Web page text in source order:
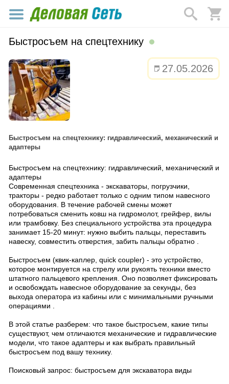
Быстросъем на спецтехнику
27.05.2026
Быстросъем на спецтехнику: гидравлический, механический и
адаптеры
Быстросъем на спецтехнику: гидравлический, механический и
адаптеры
Современная спецтехника - экскаваторы, погрузчики,
тракторы - редко работает только с одним типом навесного
оборудования. В течение рабочей смены может
потребоваться сменить ковш на гидромолот, грейфер, вилы
или трамбовку. Без специального устройства эта процедура
занимает 15-20 минут: нужно выбить пальцы, переставить
навеску, совместить отверстия, забить пальцы обратно .
Быстросъем (квик-каплер, quick coupler) - это устройство,
которое монтируется на стрелу или рукоять техники вместо
штатного пальцевого крепления. Оно позволяет фиксировать
и освобождать навесное оборудование за секунды, без
выхода оператора из кабины или с минимальными ручными
операциями .
В этой статье разберем: что такое быстросъем, какие типы
существуют, чем отличаются механические и гидравлические
модели, что такое адаптеры и как выбрать правильный
быстросъем под вашу технику.
Поисковый запрос: быстросъем для экскаватора виды